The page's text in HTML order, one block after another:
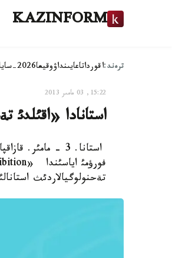
KAZINFORM
ترەند:اقورداتاعايىنداۋوقيعا2026-سايلاۋ
15:22, 03 مامىر 2013
استانادا «اقئلدئ
تةحنولوگيالاردئث